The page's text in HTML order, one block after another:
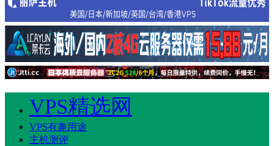
VPS精选网
VPS有趣用途
主机测评